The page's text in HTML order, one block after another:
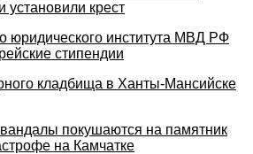
крест
юридического института МВД РФ
стипендии
кладбища в Ханты-Мансийске
покушаются на памятник
на Камчатке